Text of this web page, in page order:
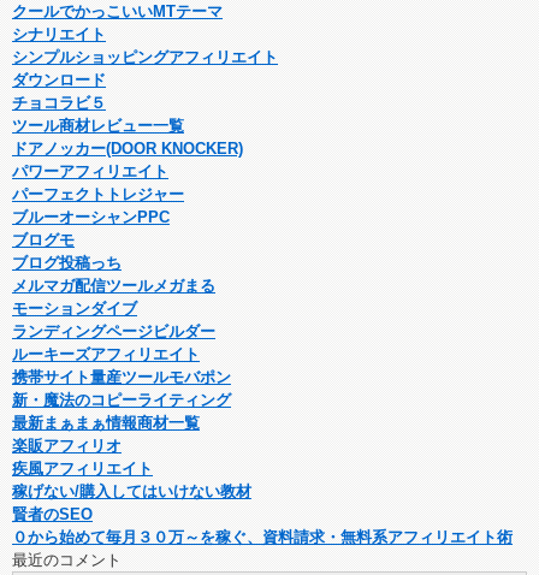
クールでかっこいいMTテーマ
シナリエイト
シンプルショッピングアフィリエイト
ダウンロード
チョコラビ５
ツール商材レビュー一覧
ドアノッカー(DOOR KNOCKER)
パワーアフィリエイト
パーフェクトトレジャー
ブルーオーシャンPPC
ブログモ
ブログ投稿っち
メルマガ配信ツールメガまる
モーションダイブ
ランディングページビルダー
ルーキーズアフィリエイト
携帯サイト量産ツールモバポン
新・魔法のコピーライティング
最新まぁまぁ情報商材一覧
楽販アフィリオ
疾風アフィリエイト
稼げない/購入してはいけない教材
賢者のSEO
０から始めて毎月３０万～を稼ぐ、資料請求・無料系アフィリエイト術
最近のコメント